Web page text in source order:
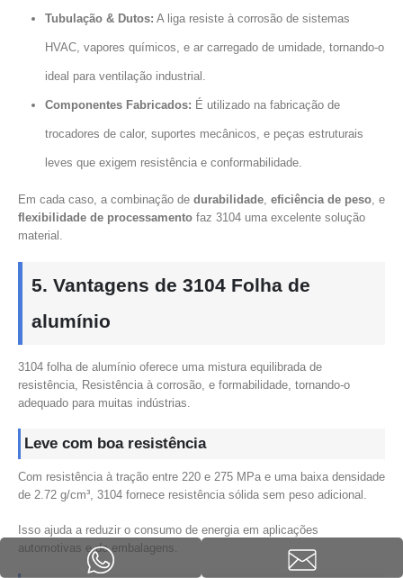
Tubulação & Dutos: A liga resiste à corrosão de sistemas
HVAC, vapores químicos, e ar carregado de umidade, tornando-o
ideal para ventilação industrial.
Componentes Fabricados: É utilizado na fabricação de
trocadores de calor, suportes mecânicos, e peças estruturais
leves que exigem resistência e conformabilidade.
Em cada caso, a combinação de durabilidade, eficiência de peso, e
flexibilidade de processamento faz 3104 uma excelente solução
material.
5. Vantagens de 3104 Folha de
alumínio
3104 folha de alumínio oferece uma mistura equilibrada de
resistência, Resistência à corrosão, e formabilidade, tornando-o
adequado para muitas indústrias.
Leve com boa resistência
Com resistência à tração entre 220 e 275 MPa e uma baixa densidade
de 2.72 g/cm³, 3104 fornece resistência sólida sem peso adicional.
Isso ajuda a reduzir o consumo de energia em aplicações
automotivas e de embalagens.